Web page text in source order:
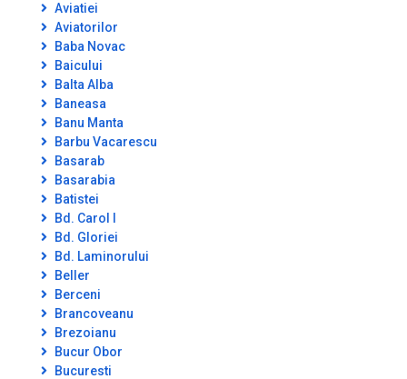
Aviatiei
Aviatorilor
Baba Novac
Baicului
Balta Alba
Baneasa
Banu Manta
Barbu Vacarescu
Basarab
Basarabia
Batistei
Bd. Carol I
Bd. Gloriei
Bd. Laminorului
Beller
Berceni
Brancoveanu
Brezoianu
Bucur Obor
Bucuresti